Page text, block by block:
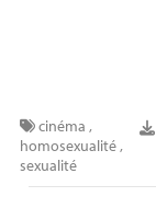
cinéma ,
homosexualité,
sexualité